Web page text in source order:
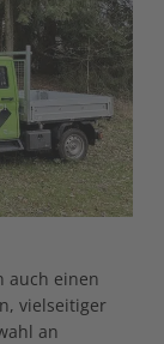
auch einen
vielseitiger
an